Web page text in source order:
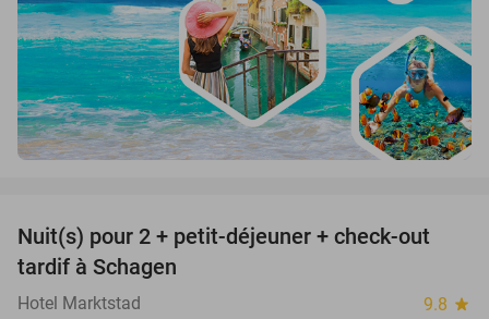
43%
Nuit(s) pour 2 + petit-déjeuner + check-out
tardif à Schagen
Hotel Marktstad 9.8 star